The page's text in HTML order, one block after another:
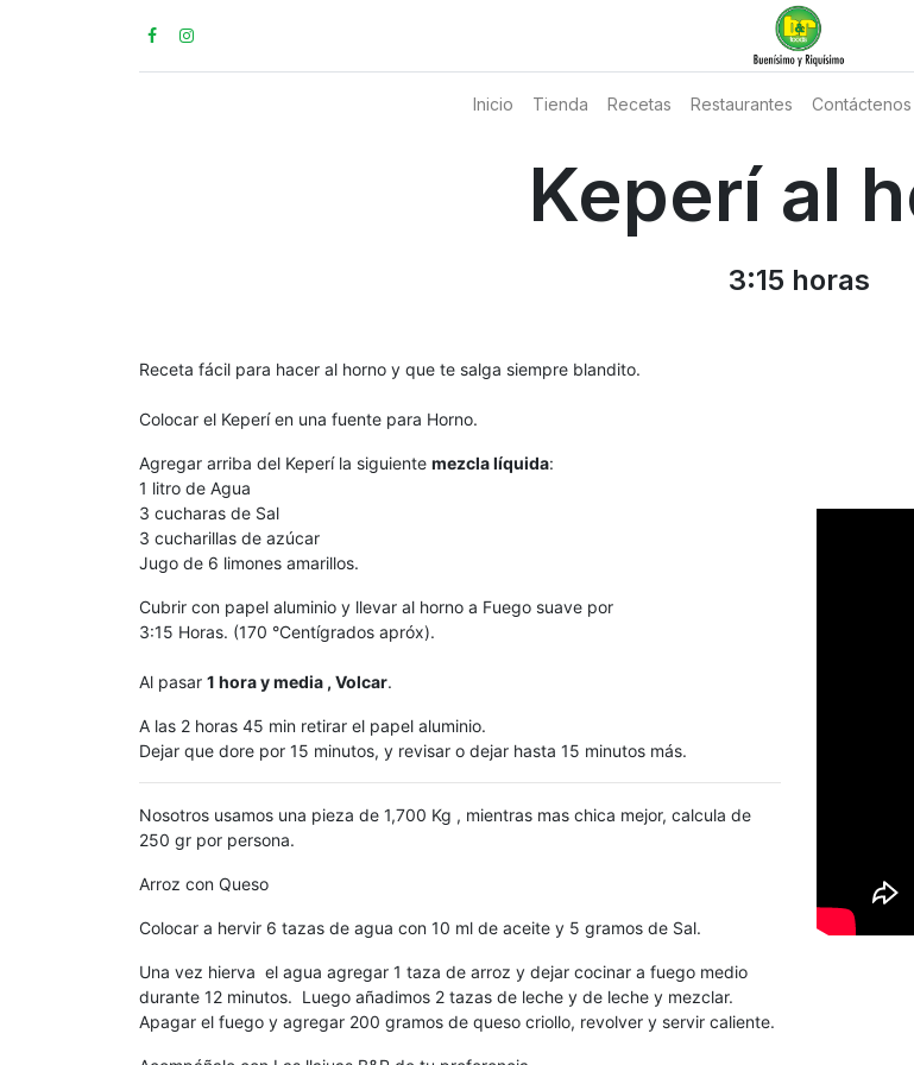
Inicio Tienda Recetas Restaurantes Contáctenos
Keperí al
3:15 horas
Receta fácil para hacer al horno y que te salga siempre blandito.
Colocar el Keperí en una fuente para Horno.
Agregar arriba del Keperí la siguiente mezcla líquida:
1 litro de Agua
3 cucharas de Sal
3 cucharillas de azúcar
Jugo de 6 limones amarillos.
Cubrir con papel aluminio y llevar al horno a Fuego suave por
3:15 Horas. (170 °Centígrados apróx).
Al pasar 1 hora y media , Volcar.
A las 2 horas 45 min retirar el papel aluminio.
Dejar que dore por 15 minutos, y revisar o dejar hasta 15 minutos más.
Nosotros usamos una pieza de 1,700 Kg , mientras mas chica mejor, calcula de
250 gr por persona.
Arroz con Queso
Colocar a hervir 6 tazas de agua con 10 ml de aceite y 5 gramos de Sal.
Una vez hierva el agua agregar 1 taza de arroz y dejar cocinar a fuego medio
durante 12 minutos. Luego añadimos 2 tazas de leche y de leche y mezclar.
Apagar el fuego y agregar 200 gramos de queso criollo, revolver y servir caliente.